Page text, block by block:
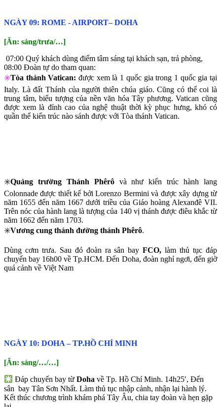
NGÀY 09: ROME ‐ AIRPORT– DOHA
[Ăn: sáng/trưa/…]
07:00 Quý khách dùng điểm tâm sáng tại khách sạn, trả phòng,
08:00 Đoàn tự do tham quan:
✳️Tòa thánh Vatican: được xem là 1 quốc gia trong 1 quốc gia tại
Italy. Là đất Thánh của người thiên chúa giáo. Cũng có thể coi là
trung tâm, biểu tượng của nền văn hóa Tây phương. Vatican cũng
được xem là đỉnh cao của nghệ thuật thời kỳ phục hưng, khó có
quần thể kiến trúc nào sánh được với Tòa thánh Vatican.
✳️Quảng trường Thánh Phêrôvà như kiến trúc hành lang
Colonnade được thiết kế bởi Lorenzo Bermini và được xây dựng từ
năm 1655 đến năm 1667 dưới triều của Giáo hoàng Alexanđê VII.
Trên nóc của hành lang là tượng của 140 vị thánh được điêu khắc từ
năm 1662 đến năm 1703.
✳️Vương cung thánh đường thánh Phêrô.
Dùng cơm trưa. Sau đó đoàn ra sân bayFCO, làm thủ tục đáp
chuyến bay 16h00 về Tp.HCM. Đến Doha, đoàn nghỉ ngơi, đến giờ
quá cảnh về Việt Nam
NGÀY 10: DOHA – TP.HỒ CHÍ MINH
[Ăn: sáng/…/…]
Đáp chuyến bay từ Doha về Tp. Hồ Chí Minh. 14h25′, Đến
sân bay Tân Sơn Nhất. Làm thủ tục nhập cảnh, nhận lại hành lý.
Kết thúc chương trình khám phá Tây Âu, chia tay đoàn và hẹn gặp